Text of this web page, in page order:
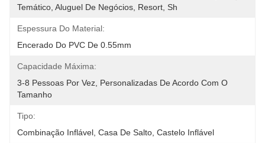
Temático, Aluguel De Negócios, Resort, Sh
Espessura Do Material:
Encerado Do PVC De 0.55mm
Capacidade Máxima:
3-8 Pessoas Por Vez, Personalizadas De Acordo Com O
Tamanho
Tipo:
Combinação Inflável, Casa De Salto, Castelo Inflável